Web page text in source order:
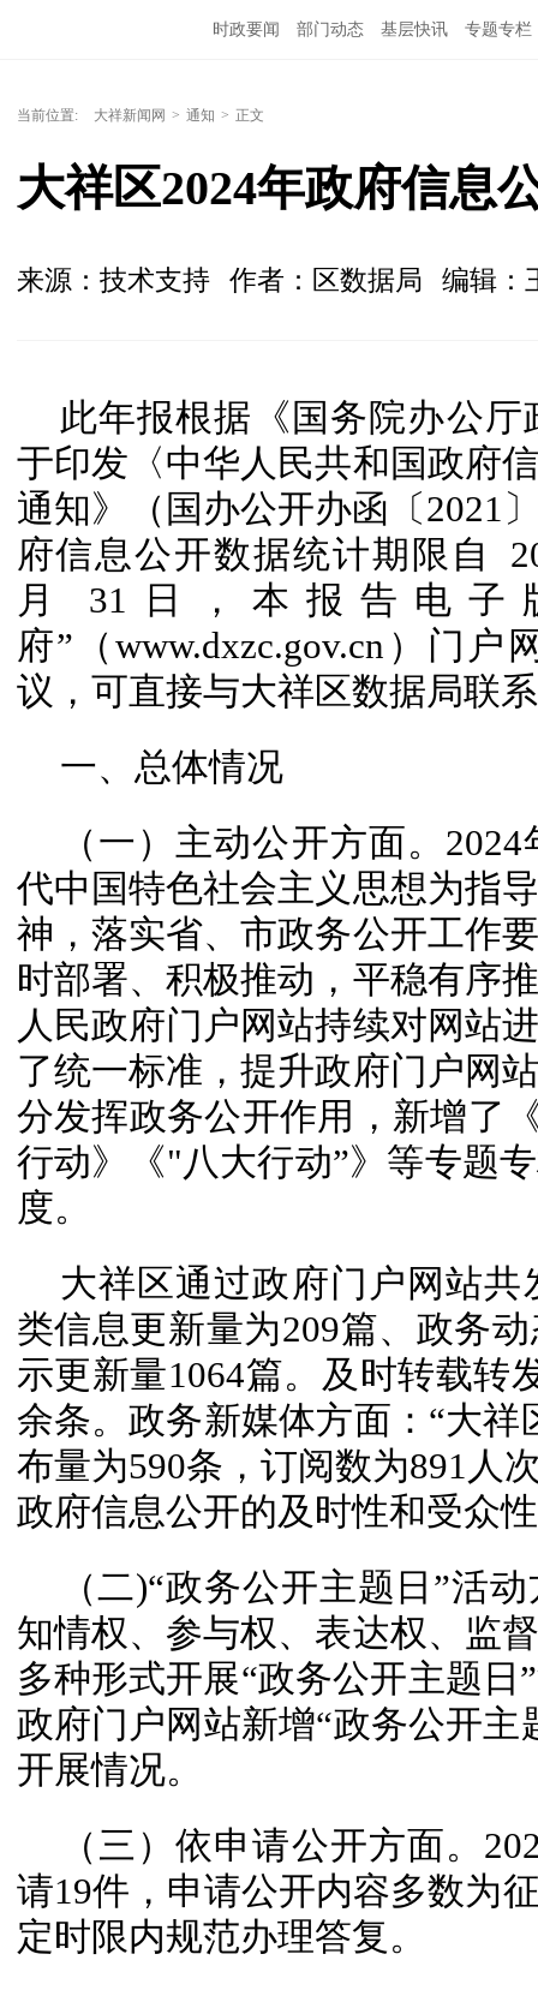
时政要闻 部门动态 基层快讯 专题专栏
当前位置: 大祥新闻网 > 通知 > 正文
大祥区2024年政府信息
来源：技术支持 作者：区数据局 编辑：
此年报根据《国务院办公
于印发〈中华人民共和国政府
通知》（国办公开办函〔2021
府信息公开数据统计期限自
月 31日，本报告电
府”（www.dxzc.gov.cn）门
议，可直接与大祥区数据局联
一、总体情况
（一）主动公开方面。
代中国特色社会主义思想为指
神，落实省、市政务公开工作
时部署、积极推动，平稳有序
人民政府门户网站持续对网站
了统一标准，提升政府门户网
分发挥政务公开作用，新增了
行动》《"八大行动”》等专题
度。
大祥区通过政府门户网站
类信息更新量为209篇、政务
示更新量1064篇。及时转载转
余条。政务新媒体方面：“大
布量为590条，订阅数为891人
政府信息公开的及时性和受众
（二)“政务公开主题日”活
知情权、参与权、表达权、监
多种形式开展“政务公开主题
政府门户网站新增“政务公开
开展情况。
（三）依申请公开方面。
请19件，申请公开内容多数为
定时限内规范办理答复。